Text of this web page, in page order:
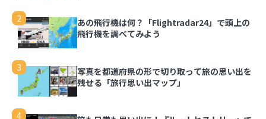
2
あの飛行機は何？「Flightradar24」で頭上の
飛行機を調べてみよう
3
写真を都道府県の形で切り取って旅の思い出を
残せる「旅行思い出マップ」
4